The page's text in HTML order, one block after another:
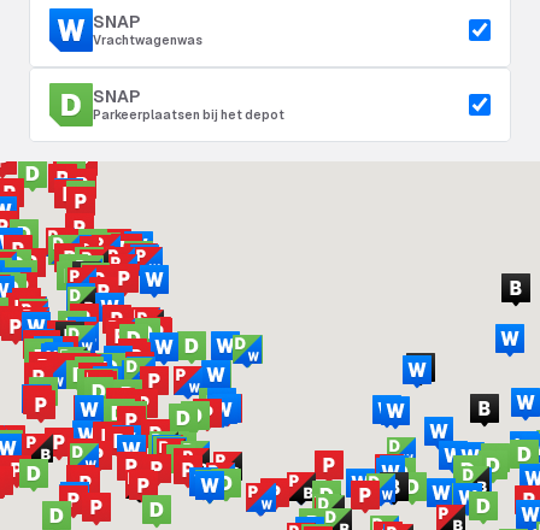
SNAP
Vrachtwagenwas
SNAP
Parkeerplaatsen bij het depot